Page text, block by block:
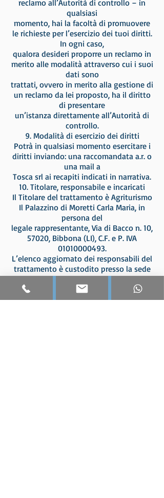
reclamo all’Autorità di controllo – in
qualsiasi
momento, hai la facoltà di promuovere
le richieste per l’esercizio dei tuoi diritti.
In ogni caso,
qualora desideri proporre un reclamo in
merito alle modalità attraverso cui i suoi
dati sono
trattati, ovvero in merito alla gestione di
un reclamo da lei proposto, ha il diritto
di presentare
un’istanza direttamente all’Autorità di
controllo.
9. Modalità di esercizio dei diritti
Potrà in qualsiasi momento esercitare i
diritti inviando: una raccomandata a.r. o
una mail a
Tosca srl ai recapiti indicati in narrativa.
10. Titolare, responsabile e incaricati
Il Titolare del trattamento è Agriturismo
Il Palazzino di Moretti Carla Maria, in
persona del
legale rappresentante, Via di Bacco n. 10,
57020, Bibbona (LI), C.F. e P. IVA
01010000493.
L’elenco aggiornato dei responsabili del
trattamento è custodito presso la sede
legale del
Titolare del trattamento.